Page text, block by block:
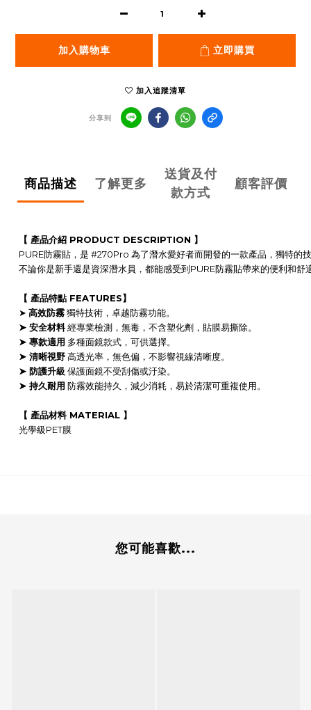
加入購物車 立即購買
加入追蹤清單
分享到
商品描述 了解更多
送貨及付
款方式
顧客評價
【 產品介紹 PRODUCT DESCRIPTION 】
PURE防霧貼，是 #270Pro 為了潛水愛好者而開發的一款產品，獨特的
不論你是新手還是資深潛水員，都能感受到PURE防霧貼帶來的便利和舒
【 產品特點 FEATURES】
➤ 高效防霧獨特技術，卓越防霧功能。
➤ 安全材料經專業檢測，無毒，不含塑化劑，貼膜易撕除。
➤ 專款適用 多種面鏡款式，可供選擇。
➤ 清晰視野高透光率，無色偏，不影響視線清晰度。
➤ 防護升級 保護面鏡不受刮傷或汙染。
➤ 持久耐用 防霧效能持久，減少消耗，易於清潔可重複使用。
【 產品材料 MATERIAL 】
光學級PET膜
您可能喜歡...